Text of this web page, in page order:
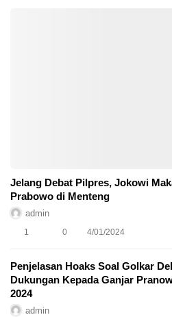
Jelang Debat Pilpres, Jokowi
Prabowo di Menteng
admin
1 0 4/01/2024
Penjelasan Hoaks Soal Golkar
Dukungan Kepada Ganjar
2024
admin